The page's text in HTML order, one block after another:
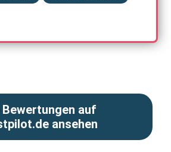
Bewertungen auf
ansehen